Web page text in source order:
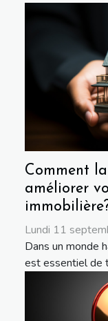
Comment
améliorer
Lundi 11
Dans un monde
est essentiel de